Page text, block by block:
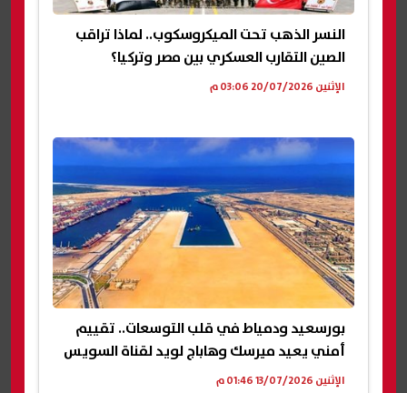
النسر الذهب تحت الميكروسكوب.. لماذا تراقب
الصين التقارب العسكري بين مصر وتركيا؟
الإثنين 20/07/2026 03:06 م
بورسعيد ودمياط في قلب التوسعات.. تقييم
أمني يعيد ميرسك وهاباج لويد لقناة السويس
الإثنين 13/07/2026 01:46 م